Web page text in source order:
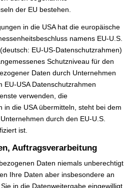
der EU bestehen.
in die USA hat die europäische
namens EU-U.S.
EU-US-Datenschutzrahmen)
Schutzniveau für den
Daten durch Unternehmen
EU-USA Datenschutzrahmen
verwenden, die
in die USA übermitteln, steht bei dem
durch den EU-U.S.
ist.
Auftragsverarbeitung
Daten niemals unberechtigt
Ihre Daten aber insbesondere an
in die Datenweitergabe eingewilligt